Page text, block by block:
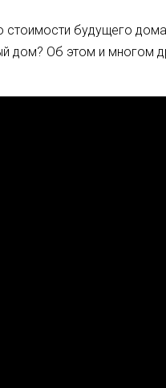
стоимости будущего
дом? Об этом и многом